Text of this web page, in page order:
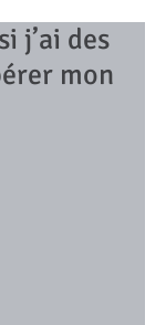
j’ai des
mon